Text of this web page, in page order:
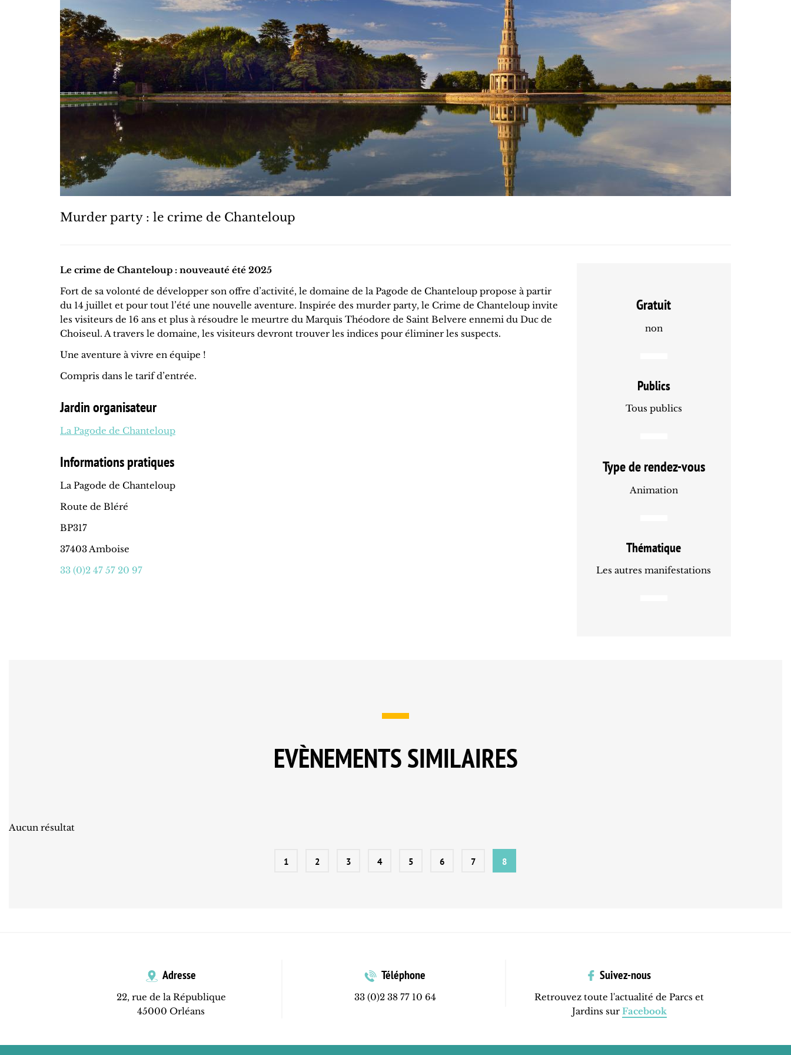
Murder party : le crime de Chanteloup
Le crime de Chanteloup : nouveauté été 2025
Fort de sa volonté de développer son offre d’activité, le domaine de la Pagode de Chanteloup propose à partir
du 14 juillet et pour tout l’été une nouvelle aventure. Inspirée des murder party, le Crime de Chanteloup invite
les visiteurs de 16 ans et plus à résoudre le meurtre du Marquis Théodore de Saint Belvere ennemi du Duc de
Choiseul. A travers le domaine, les visiteurs devront trouver les indices pour éliminer les suspects.
Une aventure à vivre en équipe !
Compris dans le tarif d’entrée.
Jardin organisateur
La Pagode de Chanteloup
Informations pratiques
La Pagode de Chanteloup
Route de Bléré
BP317
37403 Amboise
33 (0)2 47 57 20 97
Gratuit
non
Publics
Tous publics
Type de rendez-vous
Animation
Thématique
Les autres manifestations
EVÈNEMENTS SIMILAIRES
Aucun résultat
1 2 3 4 5 6 7 8
Adresse
22, rue de la République
45000 Orléans
Téléphone
33 (0)2 38 77 10 64
Suivez-nous
Retrouvez toute l'actualité de Parcs et
Jardins sur Facebook